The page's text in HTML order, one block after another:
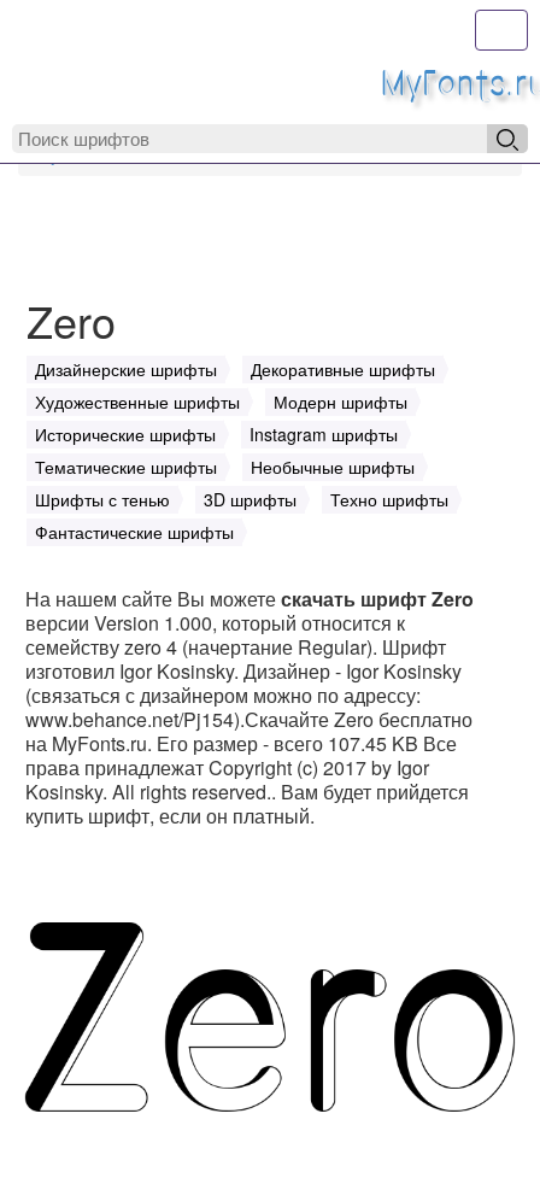
MyFonts.ru
Zero
Дизайнерские шрифты
Декоративные шрифты
Художественные шрифты
Модерн шрифты
Исторические шрифты
Instagram шрифты
Тематические шрифты
Необычные шрифты
Шрифты с тенью
3D шрифты
Техно шрифты
Фантастические шрифты
На нашем сайте Вы можетескачать шрифт Zero
версии Version 1.000, который относится к
семейству zero 4 (начертание Regular). Шрифт
изготовил Igor Kosinsky. Дизайнер - Igor Kosinsky
(связаться с дизайнером можно по адрессу:
www.behance.net/Pj154).Скачайте Zero бесплатно
на MyFonts.ru. Его размер - всего 107.45 KB Все
права принадлежат Copyright (c) 2017 by Igor
Kosinsky. All rights reserved.. Вам будет прийдется
купить шрифт, если он платный.